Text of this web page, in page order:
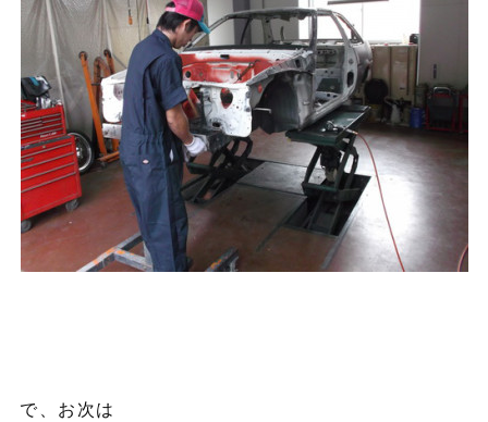
で、お次は